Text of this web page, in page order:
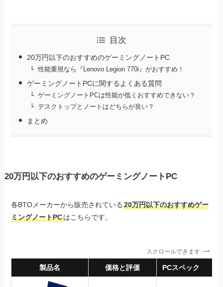
目次
20万円以下のおすすめのゲーミングノートPC
性能重視なら『Lenovo Legion 770i』がおすすめ！
ゲーミングノートPCに関するよくある質問
ゲーミングノートPCは性能が低くおすすめできない？
デスクトップとノートはどちらが良い？
まとめ
20万円以下のおすすめのゲーミングノートPC
各BTOメーカーから販売されている20万円以下のおすすめゲー
ミングノートPCはこちらです。
スクロールできます
製品名 価格と評価 PCスペック